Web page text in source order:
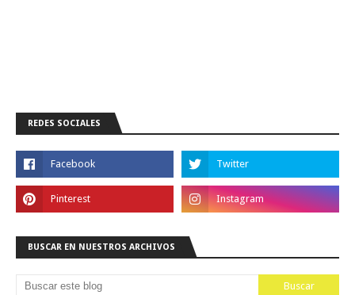
REDES SOCIALES
BUSCAR EN NUESTROS ARCHIVOS